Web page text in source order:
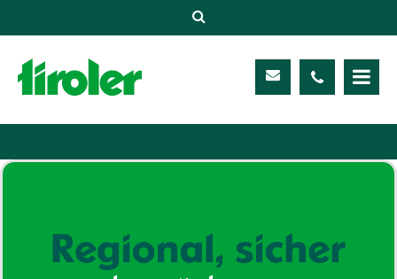
Service